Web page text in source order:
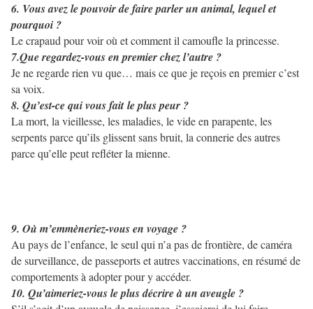
6. Vous avez le pouvoir de faire parler un animal, lequel et
pourquoi ?
Le crapaud pour voir où et comment il camoufle la princesse.
7.Que regardez-vous en premier chez l’autre ?
Je ne regarde rien vu que… mais ce que je reçois en premier c’est
sa voix.
8. Qu’est-ce qui vous fait le plus peur ?
La mort, la vieillesse, les maladies, le vide en parapente, les
serpents parce qu’ils glissent sans bruit, la connerie des autres
parce qu’elle peut refléter la mienne.
9. Où m’emmèneriez-vous en voyage ?
Au pays de l’enfance, le seul qui n’a pas de frontière, de caméra
de surveillance, de passeports et autres vaccinations, en résumé de
comportements à adopter pour y accéder.
10. Qu’aimeriez-vous le plus décrire à un aveugle ?